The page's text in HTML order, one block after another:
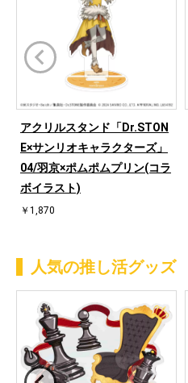
アクリルスタンド「Dr.STON
E×サンリオキャラクターズ」
04/羽京×ポムポムプリン(コラ
ボイラスト)
￥1,870
人気の推し活グッズ